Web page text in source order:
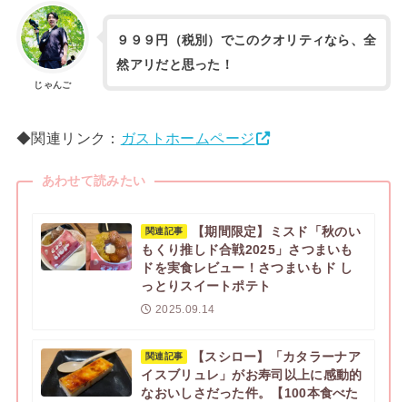
じゃんご
９９９円（税別）でこのクオリティなら、全
然アリだと思った！
◆関連リンク： ガストホームページ
あわせて読みたい
関連記事
【期間限定】ミスド「秋のい
もくり推しド合戦2025」さつまいも
ドを実食レビュー！さつまいもド し
っとりスイートポテト
2025.09.14
関連記事
【スシロー】「カタラーナア
イスブリュレ」がお寿司以上に感動的
なおいしさだった件。【100本食べた